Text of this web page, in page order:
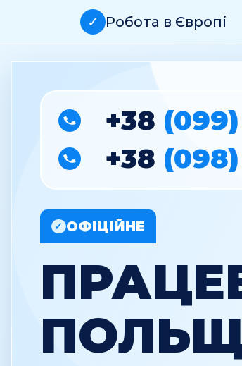
✓ Робота в Європі
+38 (099)
+38 (098)
✓ ОФІЦІЙНЕ